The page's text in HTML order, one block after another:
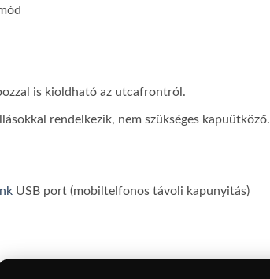
is kioldható az utcafrontról.
rendelkezik, nem szükséges kapuütköző.
USB port (mobiltelfonos távoli kapunyitás)